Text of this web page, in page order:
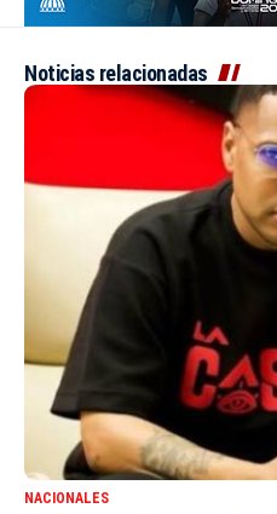
Noticias relacionadas
NACIONALES